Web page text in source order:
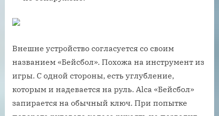
Внешне устройство согласуется со своим
названием «Бейсбол». Похожа на инструмент из
игры. С одной стороны, есть углубление,
которым и надевается на руль. Alca «Бейсбол»
запирается на обычный ключ. При попытке